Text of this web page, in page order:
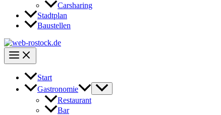
Carsharing
Stadtplan
Baustellen
Start
Gastronomie
Restaurant
Bar